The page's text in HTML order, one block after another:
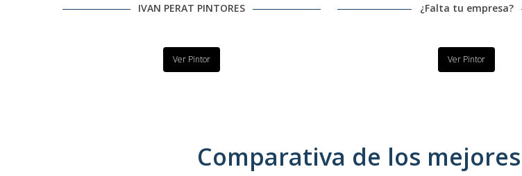
IVAN PERAT PINTORES
Ver Pintor
¿Falta tu empresa?
Ver Pintor
Comparativa de los